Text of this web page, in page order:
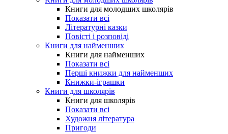
Книги для молодших школярів
Показати всі
Літературні казки
Повісті і розповіді
Книги для найменших
Книги для найменших
Показати всі
Перші книжки для найменших
Книжки-іграшки
Книги для школярів
Книги для школярів
Показати всі
Художня література
Пригоди